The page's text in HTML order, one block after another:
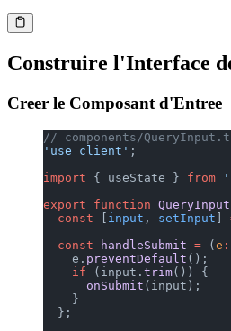
Construire l'Interface
Creer le Composant d'Entree
// components/
'use client' ;
import { useState } from
export function QueryInput
  const
[ input , setInput ]
  const
handleSubmit = (e :
    e.
preventDefault ();
    if
(input. trim()) {
      onSubmit
(input);
    }
  };